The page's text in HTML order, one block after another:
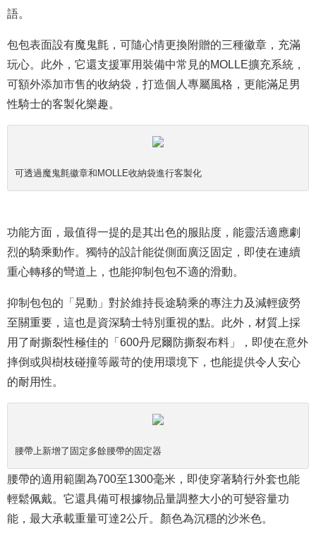
語。
包包表面設有魔鬼氈，可隨心情更換附贈的三種徽章，充滿
玩心。此外，它還支援軍用裝備中常見的MOLLE擴充系統，
可額外添加市售的收納袋，打造個人專屬風格，更能滿足男
性騎士的客製化樂趣。
可透過魔鬼氈徽章和MOLLE收納袋進行客製化
功能方面，最值得一提的是其出色的服貼度，能靈活適應劇
烈的騎乘動作。獨特的設計能從側面廣泛固定，即使在連續
重心轉移的彎道上，也能抑制包包不適的滑動。
抑制包包的「晃動」對於維持長途騎乘的專注力及減輕疲勞
至關重要，這也是資深騎士特別重視的點。此外，材質上採
用了耐撕裂性極佳的「600丹尼爾防撕裂布料」，即使在意外
摔倒或與樹枝碰撞等嚴苛的使用環境下，也能提供令人安心
的耐用性。
腰帶上新增了固定多餘腰帶的固定器
腰帶的適用範圍為700至1300毫米，即使穿著騎行外套也能
輕鬆佩戴。它還具備可根據物品量調整大小的可變容量功
能，最大承載重量可達2公斤。顏色為沉穩的沙米色。